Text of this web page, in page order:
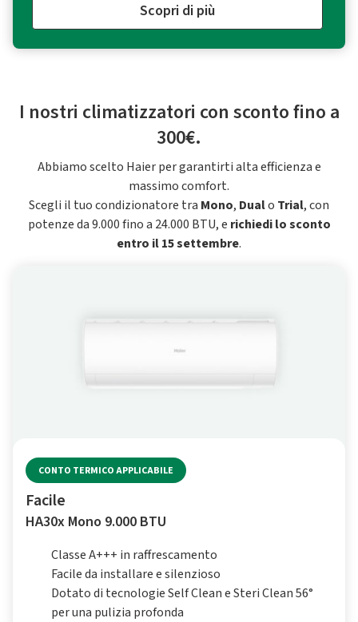
Scopri di più
I nostri climatizzatori con sconto fino a
300€.
Abbiamo scelto Haier per garantirti alta efficienza e
massimo comfort.
Scegli il tuo condizionatore tra Mono, Dualo Trial, con
potenze da 9.000 fino a 24.000 BTU, e richiedi lo sconto
entro il 15 settembre.
CONTO TERMICO APPLICABILE
Facile
HA30x Mono 9.000 BTU
Classe A+++ in raffrescamento
Facile da installare e silenzioso
Dotato di tecnologie Self Clean e Steri Clean 56°
per una pulizia profonda